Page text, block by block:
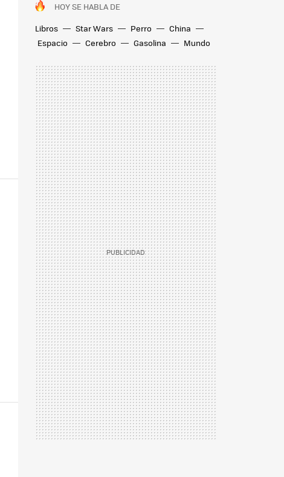
HOY SE HABLA DE
Libros
Star Wars Perro
China
Espacio
Cerebro Gasolina Mundo